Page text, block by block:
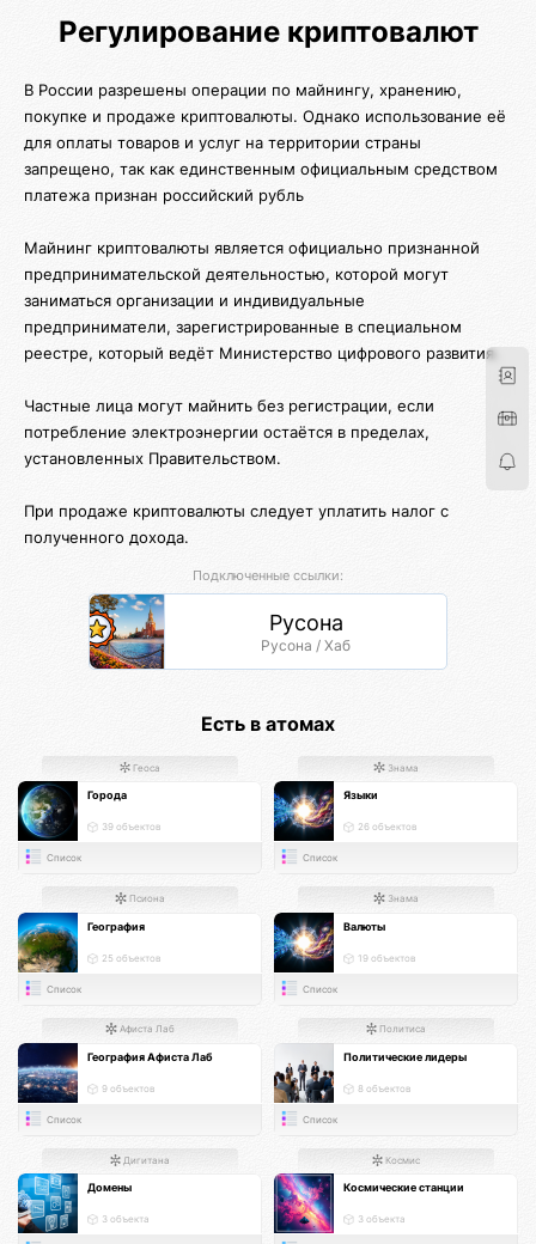
Регулирование криптовалют
В России разрешены операции по майнингу, хранению,
покупке и продаже криптовалюты. Однако использование её
для оплаты товаров и услуг на территории страны
запрещено, так как единственным официальным средством
платежа признан российский рубль
Майнинг криптовалюты является официально признанной
предпринимательской деятельностью, которой могут
заниматься организации и индивидуальные
предприниматели, зарегистрированные в специальном
реестре, который ведёт Министерство цифрового развития.
Частные лица могут майнить без регистрации, если
потребление электроэнергии остаётся в пределах,
установленных Правительством.
При продаже криптовалюты следует уплатить налог с
полученного дохода.
Подключенные ссылки:
Русона
Русона / Хаб
Есть в атомах
Геоса
Города
39 объектов
Список
Знама
Языки
26 объектов
Список
Псиона
География
25 объектов
Список
Знама
Валюты
19 объектов
Список
Афиста Лаб
География Афиста Лаб
9 объектов
Список
Политиса
Политические лидеры
8 объектов
Список
Дигитана
Домены
3 объекта
Космис
Космические станции
3 объекта